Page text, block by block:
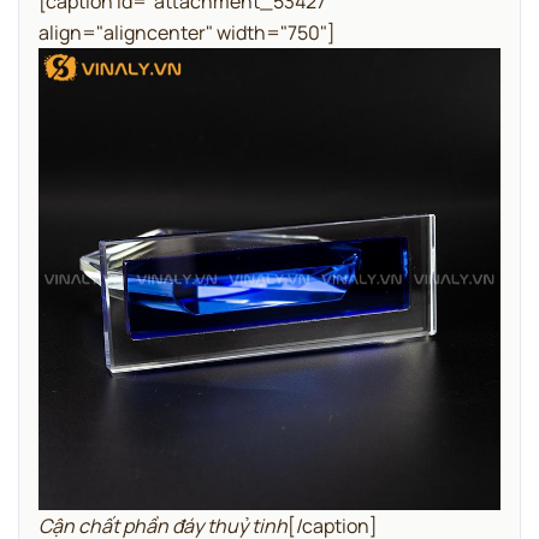
align="aligncenter" width="750"]
Cận chất phần đáy thuỷ tinh[/caption]